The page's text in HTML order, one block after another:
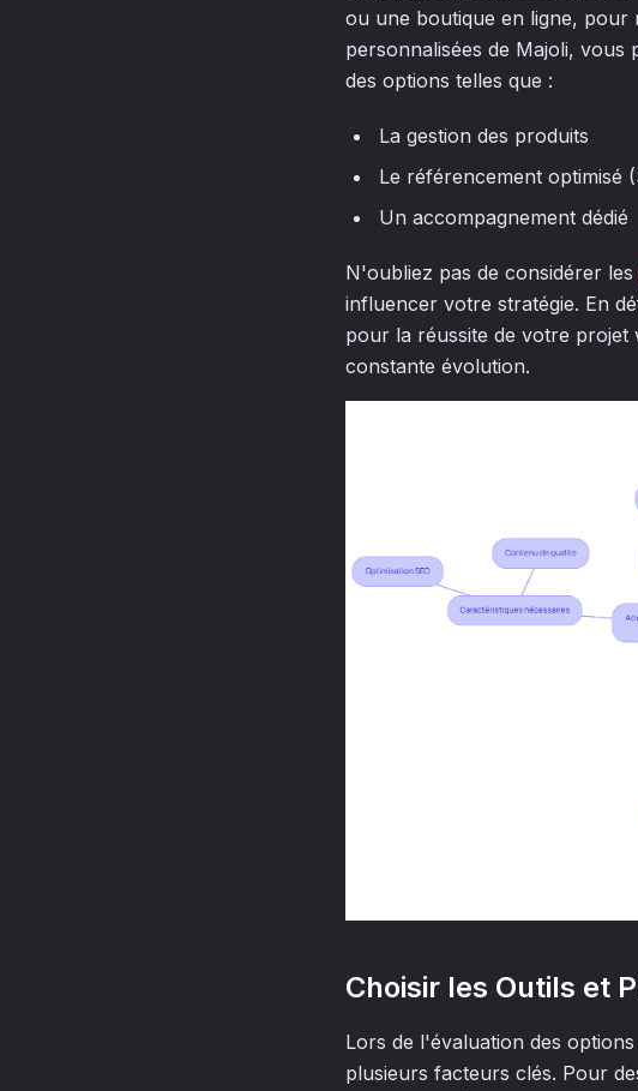
ou une boutique en ligne, pour
personnalisées de Majoli,
des options telles que :
La gestion des produits
Le référencement optimisé
Un accompagnement dédié
N'oubliez pas de considérer les
influencer votre stratégie. En
pour la réussite de votre projet
constante évolution.
Choisir les Outils et
Lors de l'évaluation des
plusieurs facteurs clés. Pour